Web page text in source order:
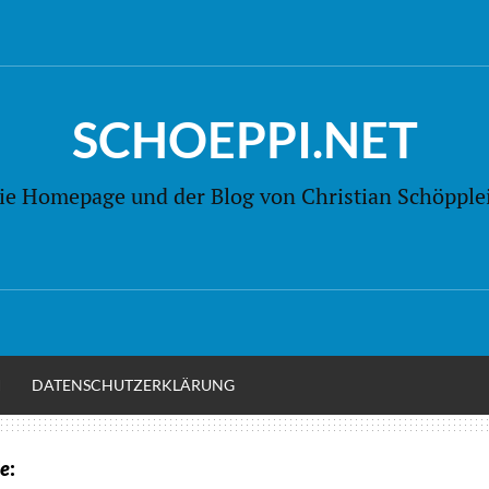
SCHOEPPI.NET
Homepage und der Blog von Christian
DATENSCHUTZERKLÄRUNG
: